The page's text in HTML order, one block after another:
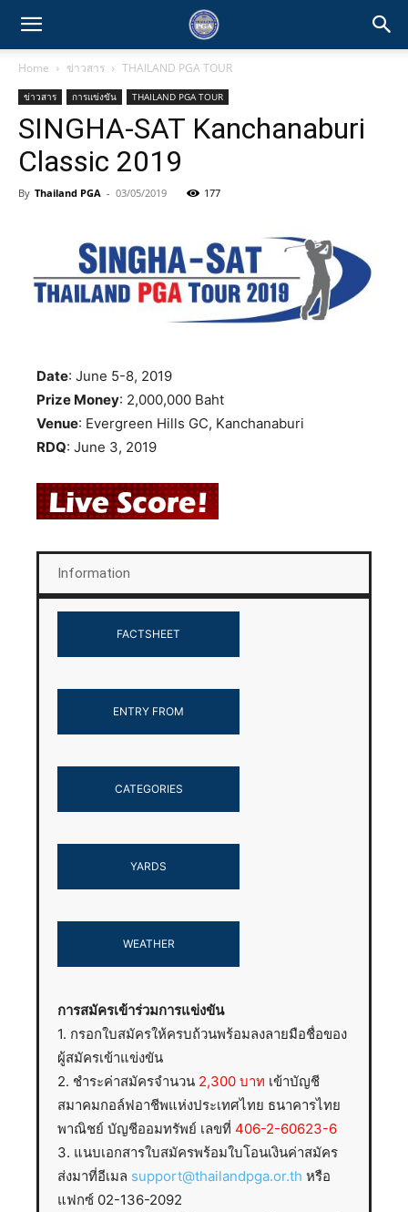
Home ข่าวสาร THAILAND PGA TOUR
ข่าวสาร การแข่งขัน THAILAND PGA TOUR
SINGHA-SAT Kanchanaburi
Classic 2019
By Thailand PGA - 03/05/2019 177
Date: June 5-8, 2019
Prize Money: 2,000,000 Baht
Venue: Evergreen Hills GC, Kanchanaburi
RDQ: June 3, 2019
Information
FACTSHEET
ENTRY FROM
CATEGORIES
YARDS
WEATHER
การสมัครเข้าร่วมการแข่งขัน
1. กรอกใบสมัครให้ครบถ้วนพร้อมลงลายมือชื่อของ
ผู้สมัครเข้าแข่งขัน
2. ชำระค่าสมัครจำนวน 2,300 บาท เข้าบัญชี
สมาคมกอล์ฟอาชีพแห่งประเทศไทย ธนาคารไทย
พาณิชย์ บัญชีออมทรัพย์ เลขที่ 406-2-60623-6
3. แนบเอกสารใบสมัครพร้อมใบโอนเงินค่าสมัคร
ส่งมาที่อีเมล support@thailandpga.or.th หรือ
แฟกซ์ 02-136-2092